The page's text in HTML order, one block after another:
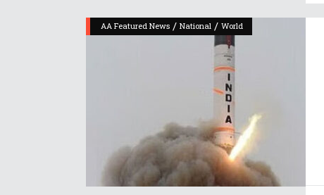
AA Featured News / National / World